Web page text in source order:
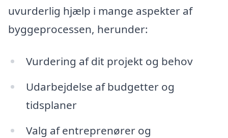
uvurderlig hjælp i mange aspekter af
byggeprocessen, herunder:
Vurdering af dit projekt og behov
Udarbejdelse af budgetter og
tidsplaner
Valg af entreprenører og